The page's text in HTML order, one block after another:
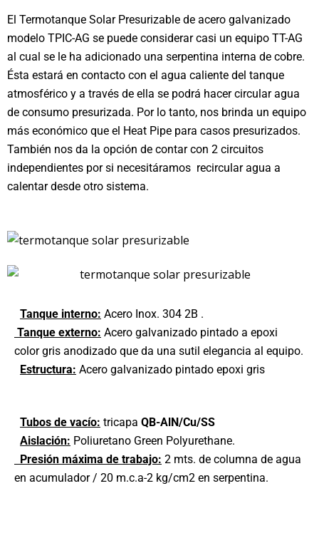
El Termotanque Solar Presurizable de acero galvanizado
modelo TPIC-AG se puede considerar casi un equipo TT-AG
al cual se le ha adicionado una serpentina interna de cobre.
Ésta estará en contacto con el agua caliente del tanque
atmosférico y a través de ella se podrá hacer circular agua
de consumo presurizada. Por lo tanto, nos brinda un equipo
más económico que el Heat Pipe para casos presurizados.
También nos da la opción de contar con 2 circuitos
independientes por si necesitáramos recircular agua a
calentar desde otro sistema.
Tanque interno: Acero Inox. 304 2B .
Tanque externo: Acero galvanizado pintado a epoxi
color gris anodizado que da una sutil elegancia al equipo.
Estructura: Acero galvanizado pintado epoxi gris
Tubos de vacío: tricapa QB-AlN/Cu/SS
Aislación: Poliuretano Green Polyurethane.
Presión máxima de trabajo: 2 mts. de columna de agua
en acumulador / 20 m.c.a-2 kg/cm2 en serpentina.